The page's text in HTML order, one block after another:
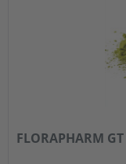
FLORAPHARM